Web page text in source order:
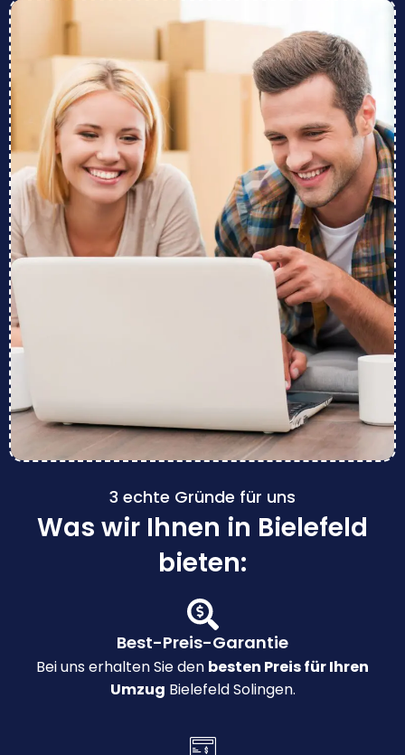
3 echte Gründe für uns
Was wir Ihnen in Bielefeld
bieten:
Best-Preis-Garantie
Bei uns erhalten Sie den besten Preis für Ihren
Umzug Bielefeld Solingen.